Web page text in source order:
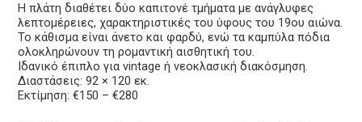
Η πλάτη διαθέτει δύο καπιτονέ τμήματα με ανάγλυφες
λεπτομέρειες, χαρακτηριστικές του ύφους του 19ου αιώνα.
Το κάθισμα είναι άνετο και φαρδύ, ενώ τα καμπύλα πόδια
ολοκληρώνουν τη ρομαντική αισθητική του.
Ιδανικό έπιπλο για vintage ή νεοκλασική διακόσμηση.
Διαστάσεις: 92 × 120 εκ.
Εκτίμηση: €150 – €280